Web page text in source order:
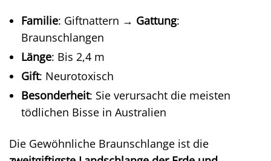
Familie: Giftnattern → Gattung:
Braunschlangen
Länge: Bis 2,4 m
Gift: Neurotoxisch
Besonderheit: Sie verursacht die meisten
tödlichen Bisse in Australien
Die Gewöhnliche Braunschlange ist die